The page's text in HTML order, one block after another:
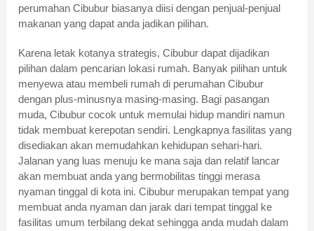
perumahan Cibubur biasanya diisi dengan penjual-penjual
makanan yang dapat anda jadikan pilihan.
Karena letak kotanya strategis, Cibubur dapat dijadikan
pilihan dalam pencarian lokasi rumah. Banyak pilihan untuk
menyewa atau membeli rumah di perumahan Cibubur
dengan plus-minusnya masing-masing. Bagi pasangan
muda, Cibubur cocok untuk memulai hidup mandiri namun
tidak membuat kerepotan sendiri. Lengkapnya fasilitas yang
disediakan akan memudahkan kehidupan sehari-hari.
Jalanan yang luas menuju ke mana saja dan relatif lancar
akan membuat anda yang bermobilitas tinggi merasa
nyaman tinggal di kota ini. Cibubur merupakan tempat yang
membuat anda nyaman dan jarak dari tempat tinggal ke
fasilitas umum terbilang dekat sehingga anda mudah dalam